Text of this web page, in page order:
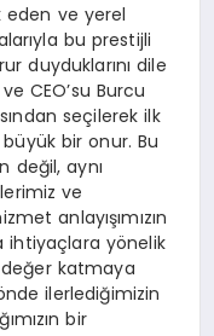
eden ve yerel
bu prestijli
duyduklarını dile
CEO’su Burcu
seçilerek ilk
bir onur. Bu
değil, aynı
ve
anlayışımızın
ihtiyaçlara yönelik
katmaya
ilerlediğimizin
bir